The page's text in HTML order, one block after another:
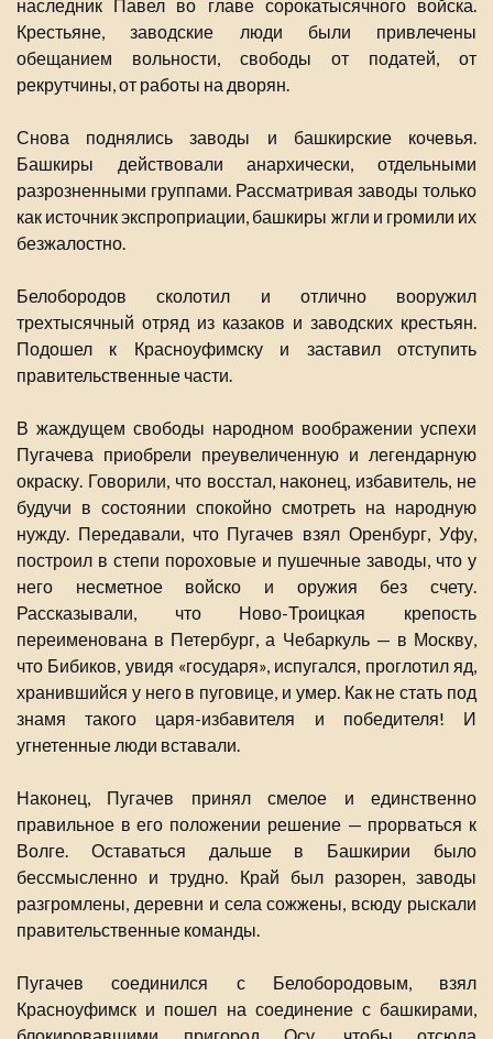
наследник Павел во главе сорокатысячного войска.
Крестьяне, заводские люди были привлечены
обещанием вольности, свободы от податей, от
рекрутчины, от работы на дворян.
Снова поднялись заводы и башкирские кочевья.
Башкиры действовали анархически, отдельными
разрозненными группами. Рассматривая заводы только
как источник экспроприации, башкиры жгли и громили их
безжалостно.
Белобородов сколотил и отлично вооружил
трехтысячный отряд из казаков и заводских крестьян.
Подошел к Красноуфимску и заставил отступить
правительственные части.
В жаждущем свободы народном воображении успехи
Пугачева приобрели преувеличенную и легендарную
окраску. Говорили, что восстал, наконец, избавитель, не
будучи в состоянии спокойно смотреть на народную
нужду. Передавали, что Пугачев взял Оренбург, Уфу,
построил в степи пороховые и пушечные заводы, что у
него несметное войско и оружия без счету.
Рассказывали, что Ново-Троицкая крепость
переименована в Петербург, а Чебаркуль — в Москву,
что Бибиков, увидя «государя», испугался, проглотил яд,
хранившийся у него в пуговице, и умер. Как не стать под
знамя такого царя-избавителя и победителя! И
угнетенные люди вставали.
Наконец, Пугачев принял смелое и единственно
правильное в его положении решение — прорваться к
Волге. Оставаться дальше в Башкирии было
бессмысленно и трудно. Край был разорен, заводы
разгромлены, деревни и села сожжены, всюду рыскали
правительственные команды.
Пугачев соединился с Белобородовым, взял
Красноуфимск и пошел на соединение с башкирами,